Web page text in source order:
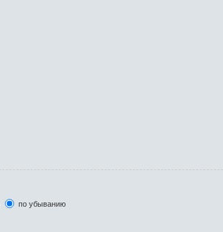
по убыванию